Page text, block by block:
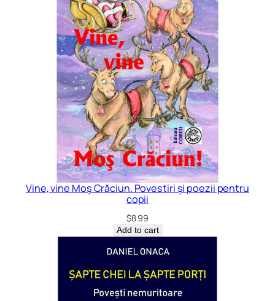
Vine, vine Moș Crăciun. Povestiri și poezii pentru
copii
$8.99
Add to cart